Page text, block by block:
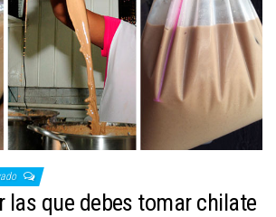
las que debes tomar chilate